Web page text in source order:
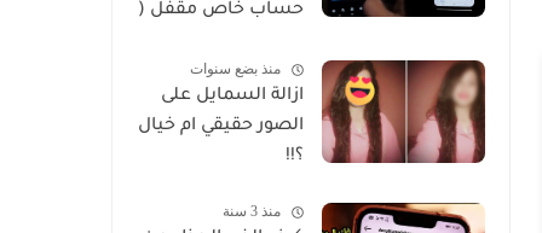
حساب خاص مقفل (
منذ بضع سنوات
ازالة السمايل على
الصور حقيقي ام خيال
؟!!
منذ 3 سنة